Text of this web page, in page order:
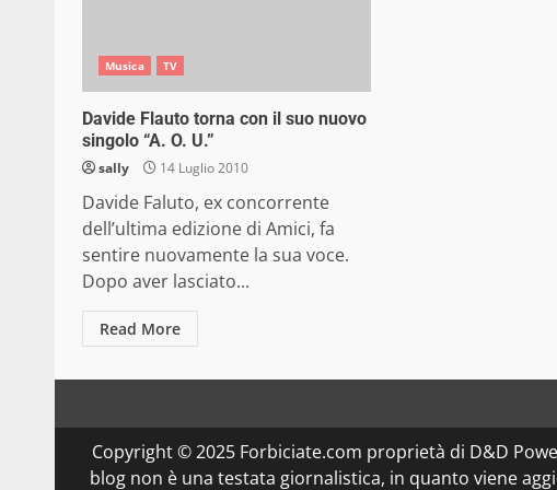
Musica TV
Davide Flauto torna con il suo nuovo
singolo “A. O. U.”
sally 14 Luglio 2010
Davide Faluto, ex concorrente
dell’ultima edizione di Amici, fa
sentire nuovamente la sua voce.
Dopo aver lasciato...
Read More
Copyright © 2025 Forbiciate.com proprietà di D&D
blog non è una testata giornalistica, in quanto viene